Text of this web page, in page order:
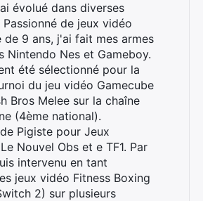
évolué dans diverses
de jeux vidéo
de 9 ans, j'ai fait mes armes
Nintendo Nes et Gameboy.
été sélectionné pour la
du jeu vidéo Gamecube
Bros Melee sur la chaîne
(4ème national).
Pigiste pour Jeux
Nouvel Obs et e TF1. Par
intervenu en tant
jeux vidéo Fitness Boxing
2) sur plusieurs